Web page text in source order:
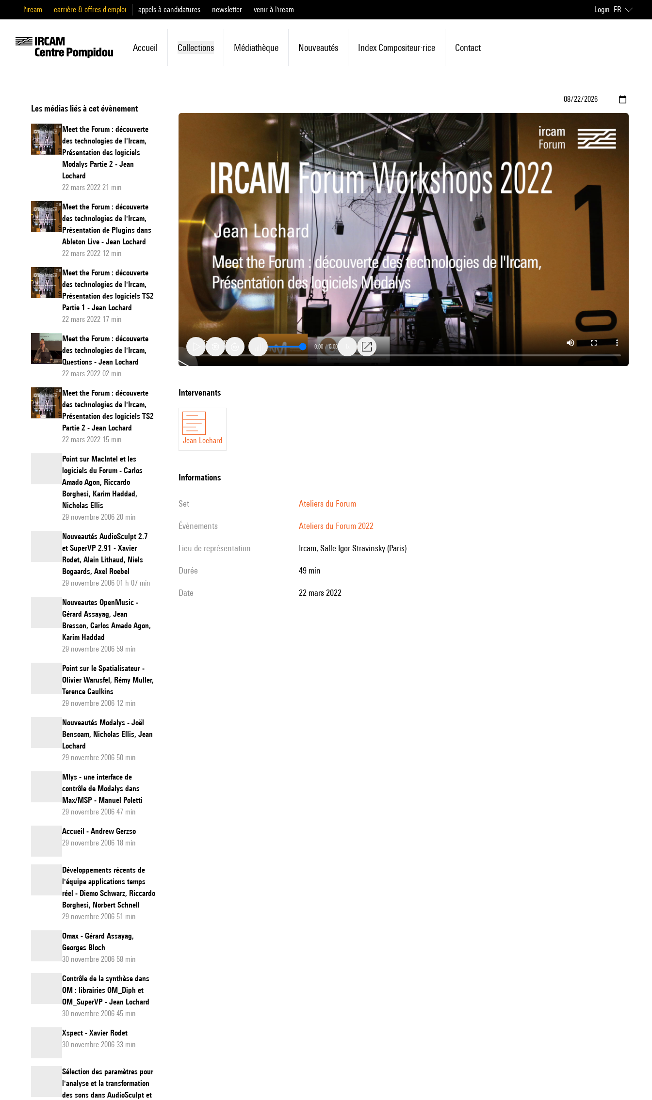
l'ircam carrière & offres d'emploi appels à candidatures newsletter venir à l'ircam Login FR
Accueil Collections Médiathèque Nouveautés Index Compositeur·rice Contact
Les médias liés à cet évènement
Meet the Forum : découverte
des technologies de l'Ircam,
Présentation des logiciels
Modalys Partie 2 - Jean
Lochard
22 mars 2022 21 min
Meet the Forum : découverte
des technologies de l'Ircam,
Présentation de Plugins dans
Ableton Live - Jean Lochard
22 mars 2022 12 min
Meet the Forum : découverte
des technologies de l'Ircam,
Présentation des logiciels TS2
Partie 1 - Jean Lochard
22 mars 2022 17 min
Meet the Forum : découverte
des technologies de l'Ircam,
Questions - Jean Lochard
22 mars 2022 02 min
Meet the Forum : découverte
des technologies de l'Ircam,
Présentation des logiciels TS2
Partie 2 - Jean Lochard
22 mars 2022 15 min
Point sur MacIntel et les
logiciels du Forum - Carlos
Amado Agon, Riccardo
Borghesi, Karim Haddad,
Nicholas Ellis
29 novembre 2006 20 min
Nouveautés AudioSculpt 2.7
et SuperVP 2.91 - Xavier
Rodet, Alain Lithaud, Niels
Bogaards, Axel Roebel
29 novembre 2006 01 h 07 min
Nouveautes OpenMusic -
Gérard Assayag, Jean
Bresson, Carlos Amado Agon,
Karim Haddad
29 novembre 2006 59 min
Point sur le Spatialisateur -
Olivier Warusfel, Rémy Muller,
Terence Caulkins
29 novembre 2006 12 min
Nouveautés Modalys - Joël
Bensoam, Nicholas Ellis, Jean
Lochard
29 novembre 2006 50 min
Mlys - une interface de
contrôle de Modalys dans
Max/MSP - Manuel Poletti
29 novembre 2006 47 min
Accueil - Andrew Gerzso
29 novembre 2006 18 min
Développements récents de
l'équipe applications temps
réel - Diemo Schwarz, Riccardo
Borghesi, Norbert Schnell
29 novembre 2006 51 min
Omax - Gérard Assayag,
Georges Bloch
30 novembre 2006 58 min
Contrôle de la synthèse dans
OM : librairies OM_Diph et
OM_SuperVP - Jean Lochard
30 novembre 2006 45 min
Xspect - Xavier Rodet
30 novembre 2006 33 min
Sélection des paramètres pour
l'analyse et la transformation
des sons dans AudioSculpt et
Forum
:
technologies
logiciels
1
0:00 / 0:00
intervenants
Jean Lochard
informations
set Ateliers du Forum
évènements Ateliers du Forum 2022
Lieu de représentation Ircam, Salle Igor-Stravinsky (Paris)
durée 49 min
date 22 mars 2022